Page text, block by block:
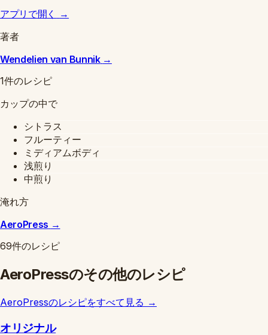
アプリで開く
→
著者
Wendelien van Bunnik →
1件のレシピ
カップの中で
シトラス
フルーティー
ミディアムボディ
浅煎り
中煎り
淹れ方
AeroPress →
69件のレシピ
AeroPressのその他のレシピ
AeroPressのレシピをすべて見る →
オリジナル